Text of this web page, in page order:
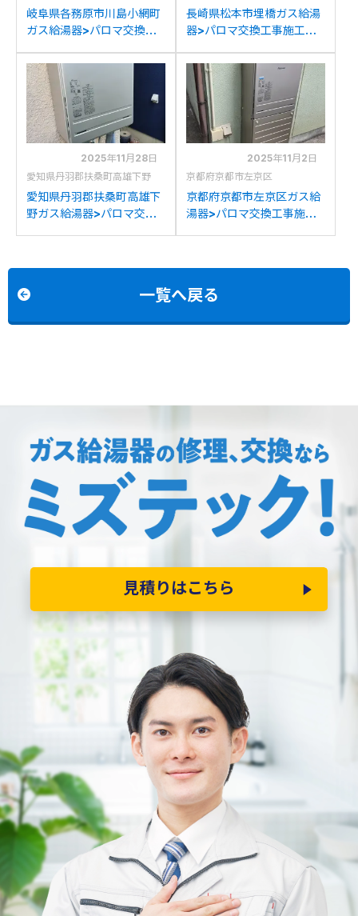
岐阜県各務原市川島小網町
ガス給湯器>パロマ交換工
RUF-2008SAWからパロ
マFH-2023SAWへの交換
長崎県松本市埋橋ガス給湯
器>パロマ交換工事施工事
2008SAWXからパロマ
FH-2023SAWへの交換
2025年11月28日
愛知県丹羽郡扶桑町高雄下野
愛知県丹羽郡扶桑町高雄下
野ガス給湯器>パロマ交換
2025年11月2日
京都府京都市左京区
京都府京都市左京区ガス給
湯器>パロマ交換工事施工
一覧へ戻る
見積りはこちら